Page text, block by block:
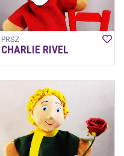
PRSZ
CHARLIE RIVEL